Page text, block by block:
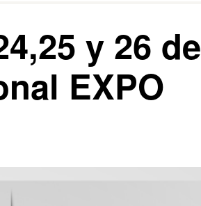
y 26 de
EXPO